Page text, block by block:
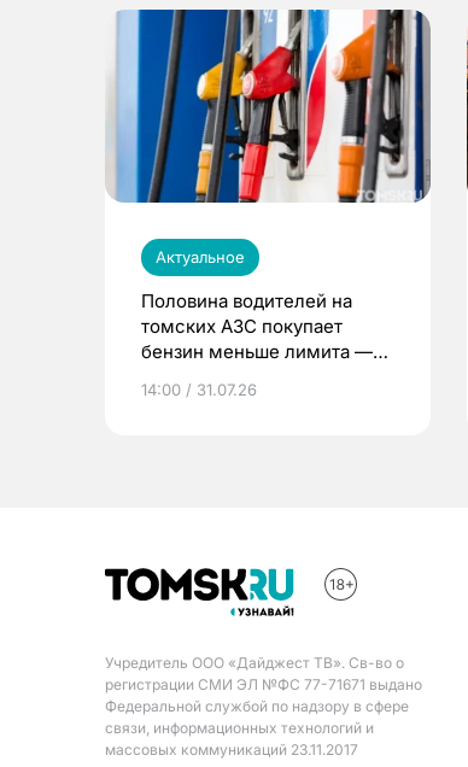
Актуальное
Половина водителей на
томских АЗС покупает
бензин меньше лимита —
14:00 / 31.07.26
Учредитель ООО «Дайджест ТВ». Св-во о
регистрации СМИ ЭЛ №ФС 77-71671 выдано
Федеральной службой по надзору в сфере
связи, информационных технологий и
массовых коммуникаций 23.11.2017